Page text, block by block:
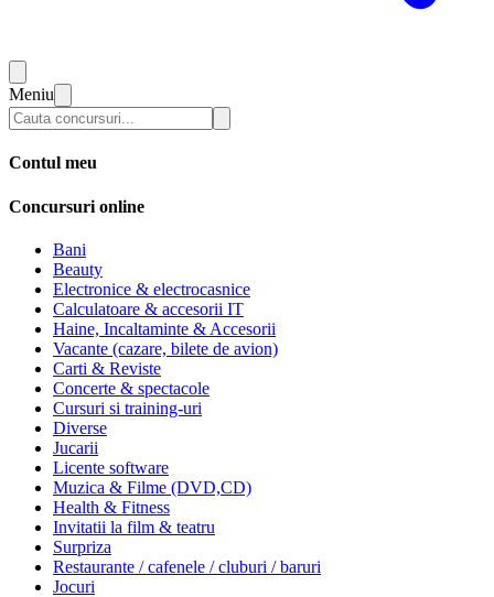
Meniu
Contul meu
Concursuri online
Bani
Beauty
Electronice & electrocasnice
Calculatoare & accesorii IT
Haine, Incaltaminte & Accesorii
Vacante (cazare, bilete de avion)
Carti & Reviste
Concerte & spectacole
Cursuri si training-uri
Diverse
Jucarii
Licente software
Muzica & Filme (DVD,CD)
Health & Fitness
Invitatii la film & teatru
Surpriza
Restaurante / cafenele / cluburi / baruri
Jocuri